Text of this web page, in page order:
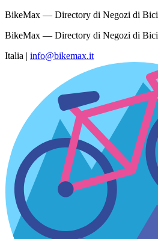
BikeMax — Directory di Negozi di
BikeMax — Directory di Negozi di
Italia | info@bikemax.it